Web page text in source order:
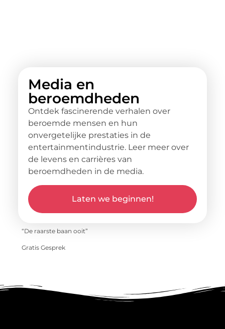
Media en
beroemdheden
Ontdek fascinerende verhalen over
beroemde mensen en hun
onvergetelijke prestaties in de
entertainmentindustrie. Leer meer over
de levens en carrières van
beroemdheden in de media.
Laten we beginnen!
“De raarste baan ooit”
Gratis Gesprek